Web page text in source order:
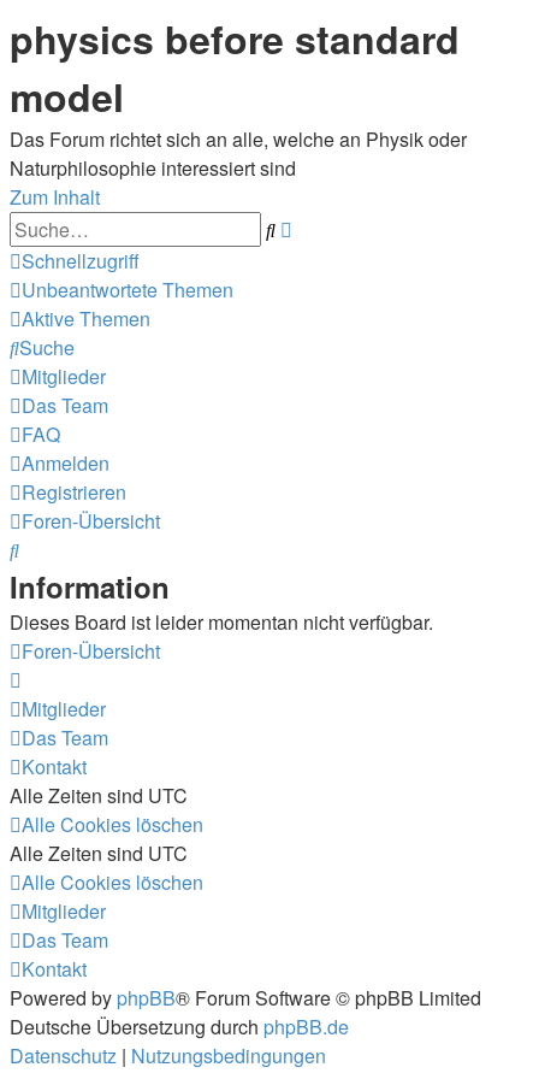
physics before standard
model
Das Forum richtet sich an alle, welche an Physik oder
Naturphilosophie interessiert sind
Zum Inhalt
Suche
Schnellzugriff
Unbeantwortete Themen
Aktive Themen
Suche
Mitglieder
Das Team
FAQ
Anmelden
Registrieren
Foren-Übersicht
Suche
Information
Dieses Board ist leider momentan nicht verfügbar.
Foren-Übersicht
Mitglieder
Das Team
Kontakt
Alle Zeiten sind UTC
Alle Cookies löschen
Alle Zeiten sind UTC
Alle Cookies löschen
Mitglieder
Das Team
Kontakt
Powered by phpBB® Forum Software © phpBB Limited
Deutsche Übersetzung durch phpBB.de
Datenschutz | Nutzungsbedingungen